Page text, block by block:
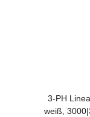
3-PH
weiß,